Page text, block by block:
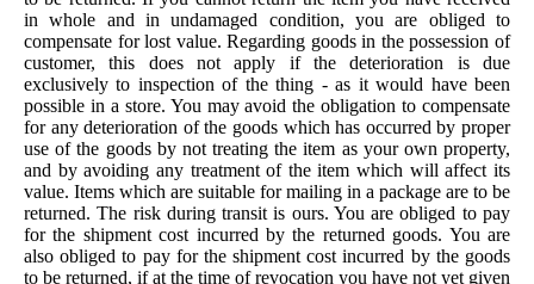
in whole and in undamaged condition, you are obliged to
compensate for lost value. Regarding goods in the possession of
customer, this does not apply if the deterioration is due
exclusively to inspection of the thing - as it would have been
possible in a store. You may avoid the obligation to compensate
for any deterioration of the goods which has occurred by proper
use of the goods by not treating the item as your own property,
and by avoiding any treatment of the item which will affect its
value. Items which are suitable for mailing in a package are to be
returned. The risk during transit is ours. You are obliged to pay
for the shipment cost incurred by the returned goods. You are
also obliged to pay for the shipment cost incurred by the goods
to be returned, if at the time of revocation you have not yet given